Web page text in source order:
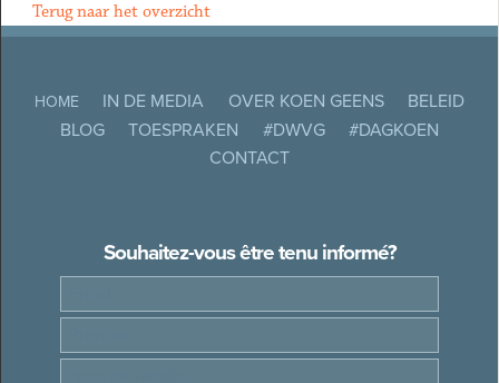
Terug naar het overzicht
HOME IN DE MEDIA OVER KOEN GEENS
BELEID
BLOG
TOESPRAKEN #DWVG
#DAGKOEN
CONTACT
Souhaitez-vous être tenu informé?